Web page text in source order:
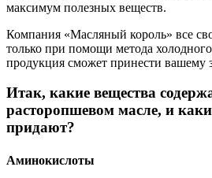
максимум полезных веществ.
Компания «Масляный король» все
только при помощи метода
продукция сможет принести вашему
Итак, какие вещества
расторопшевом масле, и
придают?
Аминокислоты